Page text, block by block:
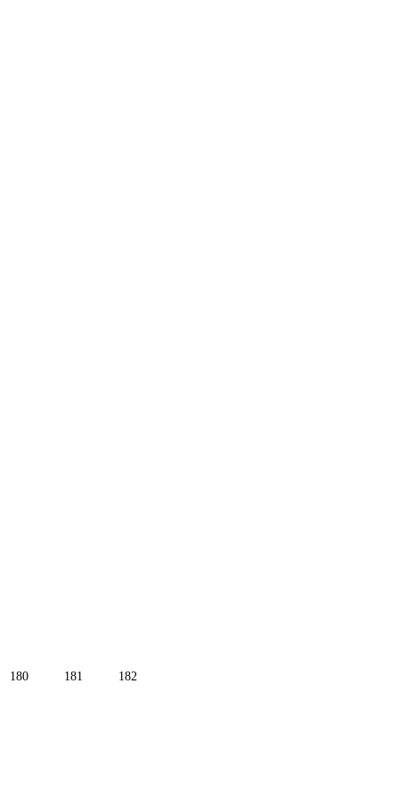
180 181
182